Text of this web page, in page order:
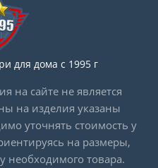
для дома с 1995 г
сайте не является
на изделия указаны
уточнять стоимость у
на размеры,
необходимого товара.